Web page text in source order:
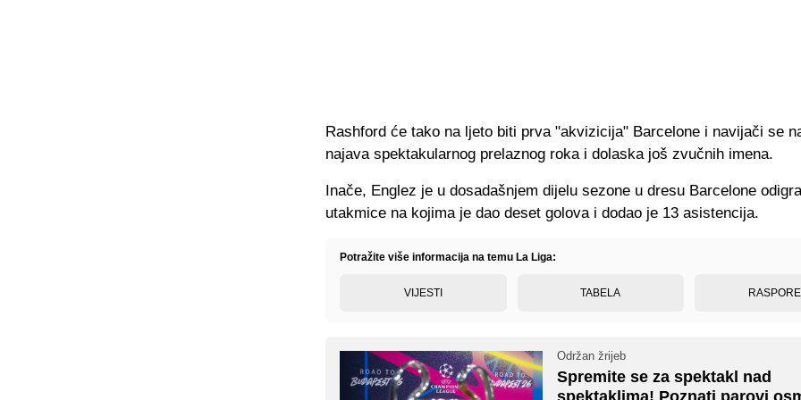
Rashford će tako na ljeto biti prva "akvizicija" Barcelone i navijači se
najava spektakularnog prelaznog roka i dolaska još zvučnih imena.
Inače, Englez je u dosadašnjem dijelu sezone u dresu Barcelone
utakmice na kojima je dao deset golova i dodao je 13 asistencija.
Potražite više informacija na temu La Liga:
VIJESTI TABELA
Održan žrijeb
Spremite se za spektakl nad
spektaklima! Poznati parovi